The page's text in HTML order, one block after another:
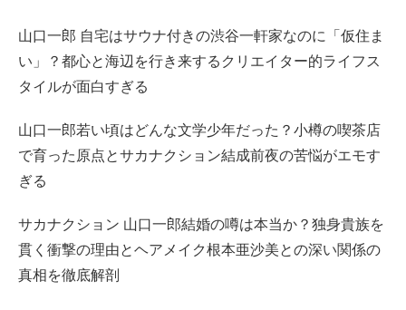
山口一郎 自宅はサウナ付きの渋谷一軒家なのに「仮住ま
い」？都心と海辺を行き来するクリエイター的ライフス
タイルが面白すぎる
山口一郎若い頃はどんな文学少年だった？小樽の喫茶店
で育った原点とサカナクション結成前夜の苦悩がエモす
ぎる
サカナクション 山口一郎結婚の噂は本当か？独身貴族を
貫く衝撃の理由とヘアメイク根本亜沙美との深い関係の
真相を徹底解剖